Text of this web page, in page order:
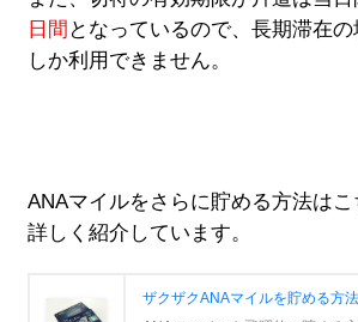
日間 となっているので、長期滞在
しか利用できません。
ANAマイルをさらに貯める方法は
詳しく紹介しています。
ザクザクANAマイルを貯める方法